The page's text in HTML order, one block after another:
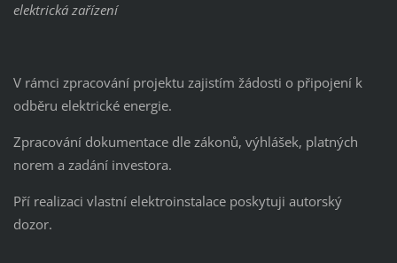
elektrická zařízení
V rámci zpracování projektu zajistím žádosti o připojení k
odběru elektrické energie.
Zpracování dokumentace dle zákonů, výhlášek, platných
norem a zadání investora.
Pří realizaci vlastní elektroinstalace poskytuji autorský
dozor.